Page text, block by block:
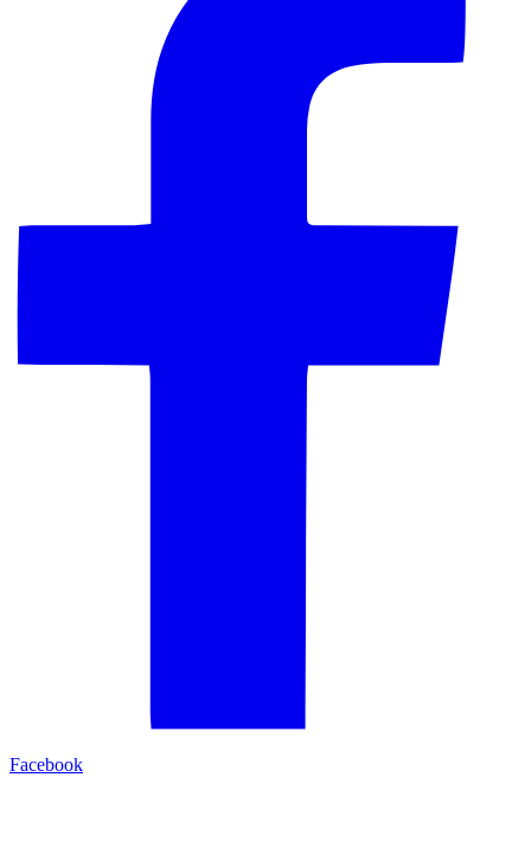
Facebook